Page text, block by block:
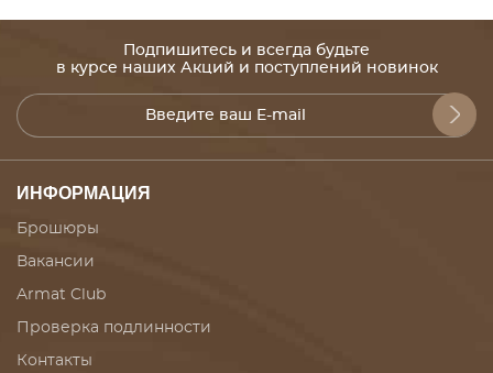
Подпишитесь и всегда будьте
в курсе наших Акций и поступлений новинок
ИНФОРМАЦИЯ
Брошюры
Вакансии
Armat Club
Проверка подлинности
Контакты